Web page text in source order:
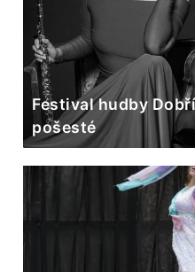
Festival hudby
pošesté